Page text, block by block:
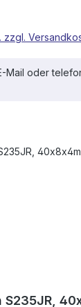
zzgl.
Mail oder
S235JR,